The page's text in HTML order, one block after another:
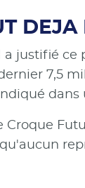
DEJA
a justifié
7,5
Croque